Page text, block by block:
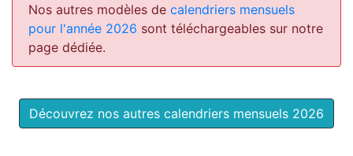
Nos autres modèles de calendriers mensuels
pour l'année 2026 sont téléchargeables sur notre
page dédiée.
Découvrez nos autres calendriers mensuels 2026